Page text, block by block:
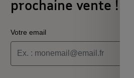
prochaine vente !
Votre email